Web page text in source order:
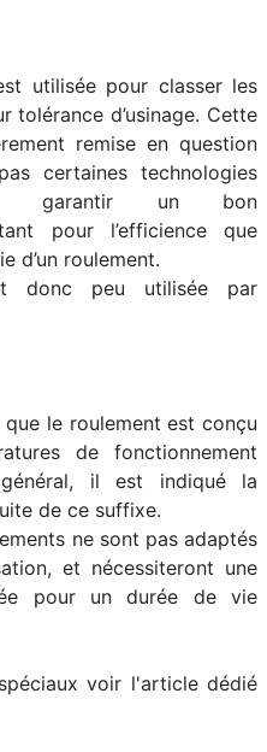
utilisée pour classer les
tolérance d’usinage. Cette
remise en question
certaines technologies
à garantir un bon
pour l’efficience que
d’un roulement.
donc peu utilisée par
le roulement est conçu
de fonctionnement
il est indiqué la
de ce suffixe.
ne sont pas adaptés
et nécessiteront une
pour un durée de vie
voir l'article dédié